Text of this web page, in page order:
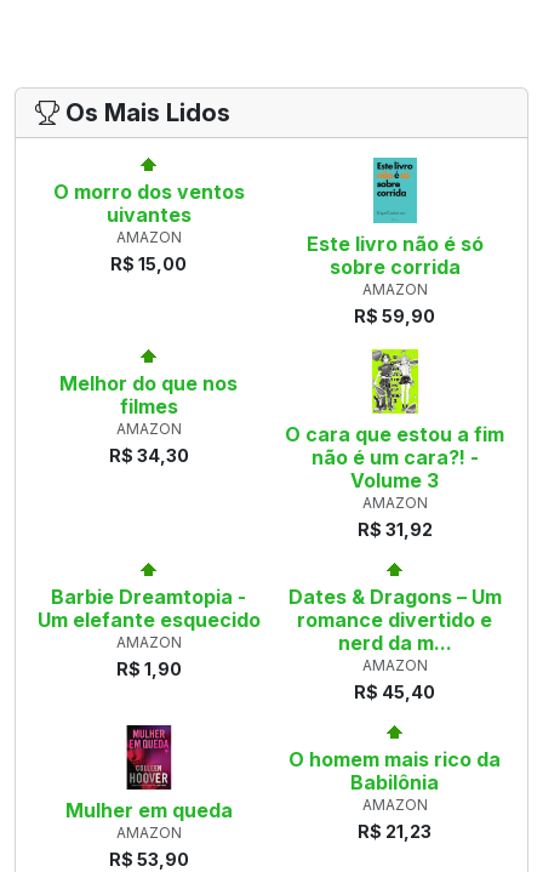
Os Mais Lidos
O morro dos ventos
uivantes
AMAZON
R$ 15,00
Este livro não é só
sobre corrida
AMAZON
R$ 59,90
Melhor do que nos
filmes
AMAZON
R$ 34,30
O cara que estou a fim
não é um cara?! -
Volume 3
AMAZON
R$ 31,92
Barbie Dreamtopia -
Um elefante esquecido
AMAZON
R$ 1,90
Dates & Dragons – Um
romance divertido e
nerd da m...
AMAZON
R$ 45,40
Mulher em queda
AMAZON
R$ 53,90
O homem mais rico da
Babilônia
AMAZON
R$ 21,23